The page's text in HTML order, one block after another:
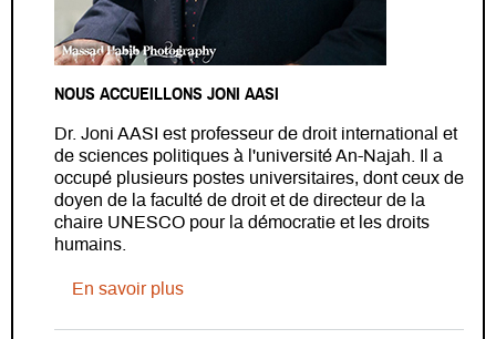
NOUS ACCUEILLONS JONI AASI
Dr. Joni AASI est professeur de droit international et
de sciences politiques à l'université An-Najah. Il a
occupé plusieurs postes universitaires, dont ceux de
doyen de la faculté de droit et de directeur de la
chaire UNESCO pour la démocratie et les droits
humains.
En savoir plussur Nous accueillons Joni AASI